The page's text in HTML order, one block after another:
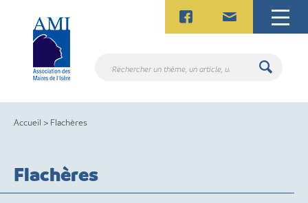
content
Rechercher
Accueil > Flachères
Flachères